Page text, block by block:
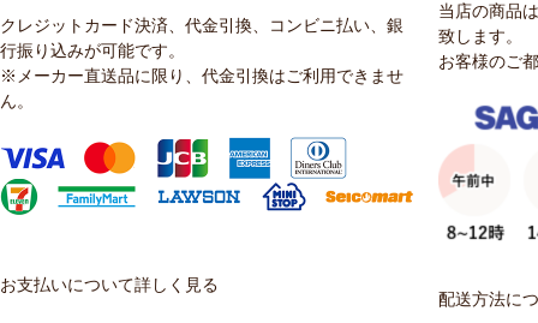
クレジットカード決済、代金引換、コンビニ払い、銀
行振り込みが可能です。
※メーカー直送品に限り、代金引換はご利用できませ
ん。
お支払いについて詳しく見る
当店の商品
致します。
お客様のご
配送方法に